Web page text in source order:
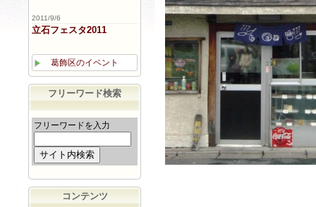
2011/9/6
立石フェスタ2011
葛飾区のイベント
フリーワード検索
フリーワードを入力
コンテンツ